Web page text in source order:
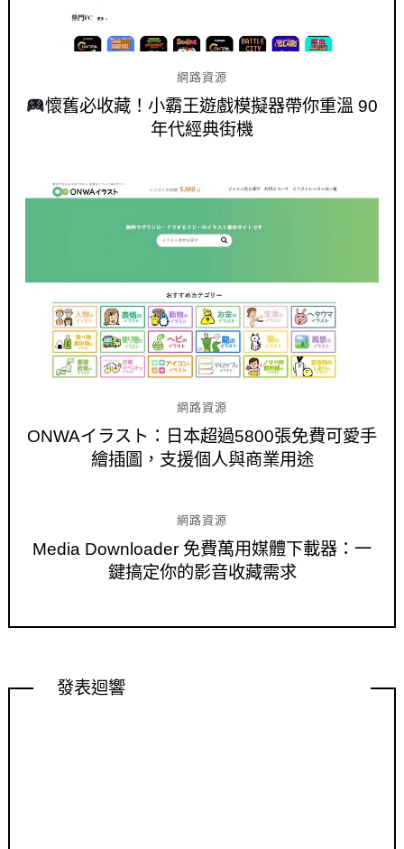
網路資源
懷舊必收藏！小霸王遊戲模擬器帶你重溫 90
年代經典街機
網路資源
ONWAイラスト：日本超過5800張免費可愛手
繪插圖，支援個人與商業用途
網路資源
Media Downloader 免費萬用媒體下載器：一
鍵搞定你的影音收藏需求
發表迴響